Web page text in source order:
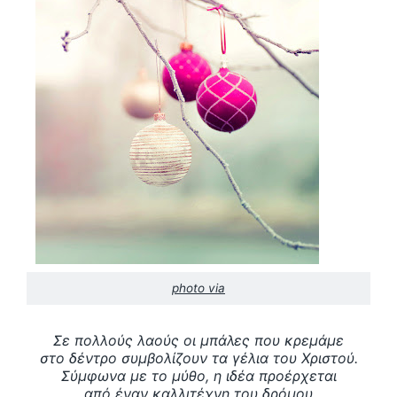
photo via
Σε πολλούς λαούς οι μπάλες που κρεμάμε
στο δέντρο συμβολίζουν τα γέλια του Χριστού.
Σύμφωνα με το μύθο, η ιδέα προέρχεται
από έναν καλλιτέχνη του δρόμου